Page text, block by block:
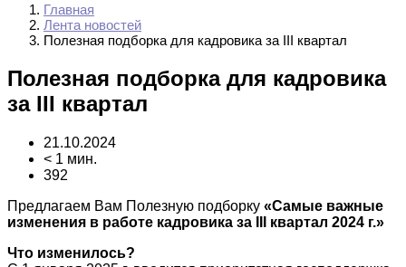
Главная
Лента новостей
Полезная подборка для кадровика за III квартал
Полезная подборка для кадровика
за III квартал
21.10.2024
< 1 мин.
392
Предлагаем Вам Полезную подборку «Самые важные
изменения в работе кадровика за III квартал 2024 г.»
Что изменилось?